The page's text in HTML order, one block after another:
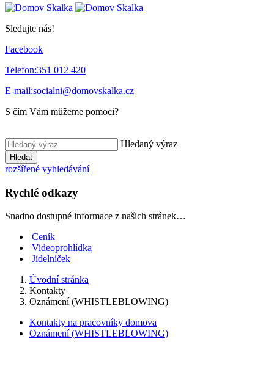
Sledujte nás!
Facebook
Telefon:351 012 420
E-mail:socialni@domovskalka.cz
S čím Vám můžeme pomoci?
Hledaný výraz
Hledat
rozšířené vyhledávání
Rychlé odkazy
Snadno dostupné informace z našich stránek…
Ceník
Videoprohlídka
Jídelníček
Úvodní stránka
Kontakty
Oznámení (WHISTLEBLOWING)
Kontakty na pracovníky domova
Oznámení (WHISTLEBLOWING)